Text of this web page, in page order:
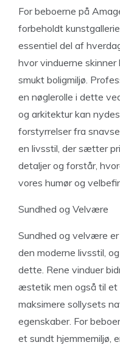
For beboerne på
forbeholdt
essentiel del af
hvor vinduerne
smukt boligmiljø.
en nøglerolle i dette
og arkitektur kan
forstyrrelser fra
en livsstil, der sætter
detaljer og forstår,
vores humør og
Sundhed og Velvære
Sundhed og velvære
den moderne livsstil,
dette. Rene vinduer
æstetik men også til et
maksimere sollysets
egenskaber. For
et sundt hjemmemiljø,